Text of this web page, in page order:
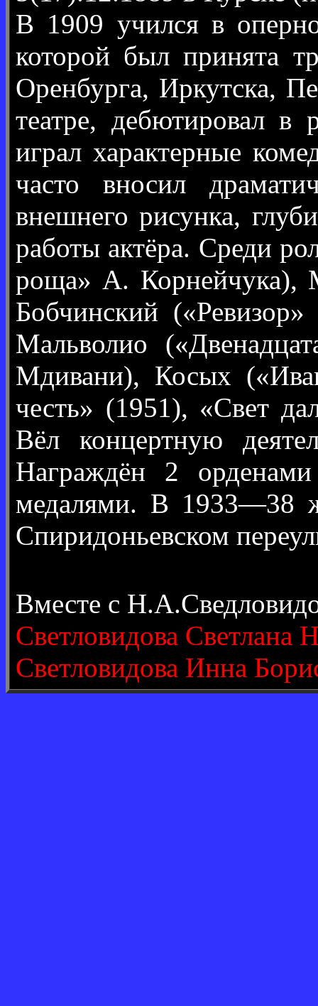
В 1909 учился в
которой был принята
Оренбурга, Иркутска,
театре, дебютировал
играл характерные
часто вносил
внешнего рисунка,
работы актёра. Среди
роща» А. Корнейчука),
Бобчинский
Мальволио
Мдивани), Косых
честь» (1951), «Свет
Вёл концертную
Награждён 2
медалями. В 1933—38
Спиридоньевском
Вместе с
Светловидова Светлана
Светловидова Инна